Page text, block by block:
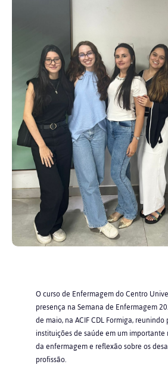
O curso de Enfermagem do Centro
presença na Semana de Enfermagem
de maio, na ACIF CDL Formiga,
instituições de saúde em um
da enfermagem e reflexão sobre os
profissão.